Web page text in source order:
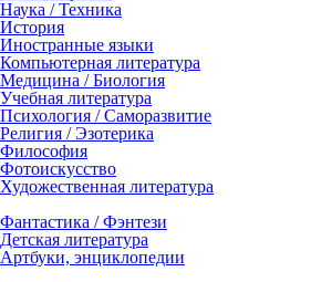
Наука / Техника
История
Иностранные языки
Компьютерная литература
Медицина / Биология
Учебная литература
Психология / Саморазвитие
Религия / Эзотерика
Философия
Фотоискусство
Художественная литература
Фантастика / Фэнтези
Детская литература
Артбуки, энциклопедии